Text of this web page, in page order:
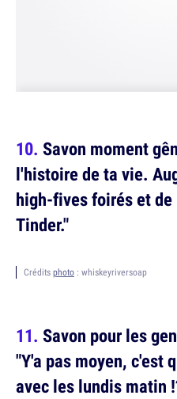
Savon moment
l'histoire de ta vie.
high-fives foirés et
Tinder."
Crédits photo : whiskeyriversoap
Savon pour les
"Y'a pas moyen, c'est
avec les lundis matin